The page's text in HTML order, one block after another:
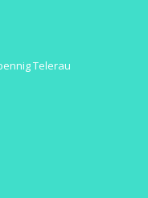
Telerau